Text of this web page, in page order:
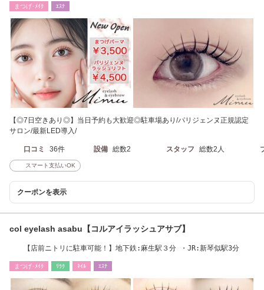
まつげ･ﾒｲｸ ｴｽﾃ
【◎7日空きあり◎】当日予約も大歓迎◎駐車場あり/パリジェンヌ正規認定
サロン/最新LED導入/
口コミ 36件 設備 総数2 スタッフ 総数2人
スマート支払いOK
クーポンを表示
col eyelash asabu【コルアイラッシュアサブ】
【店前ニトリに駐車可能！】地下鉄:麻生駅３分 ・JR:新琴似駅3分
まつげ･ﾒｲｸ ﾘﾗｸ ﾈｲﾙ ｴｽﾃ